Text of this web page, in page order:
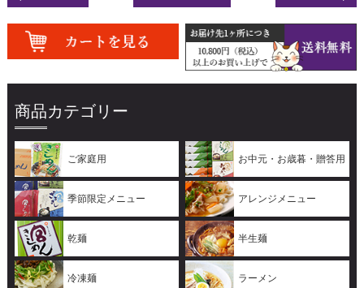
商品カテゴリー
ご家庭用 お中元・お歳暮・贈答用
季節限定メニュー アレンジメニュー
乾麺 半生麺
冷凍麺 ラーメン